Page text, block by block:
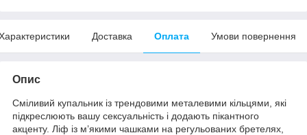
Доставка Оплата Умови повернення
Опис
Сміливий купальник із трендовими металевими кільцями, які
підкреслюють вашу сексуальність і додають пікантного
акценту. Ліф із м’якими чашками на регульованих бретелях,